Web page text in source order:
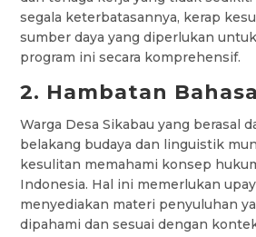
segala keterbatasannya, kerap
sumber daya yang diperlukan
program ini secara komprehensif.
2. Hambatan Bahasa
Warga Desa Sikabau yang berasal
belakang budaya dan linguistik
kesulitan memahami konsep
Indonesia. Hal ini memerlukan
menyediakan materi penyuluhan
dipahami dan sesuai dengan